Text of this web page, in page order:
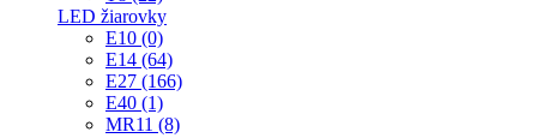
LED žiarovky
E10 (0)
E14 (64)
E27 (166)
E40 (1)
MR11 (8)